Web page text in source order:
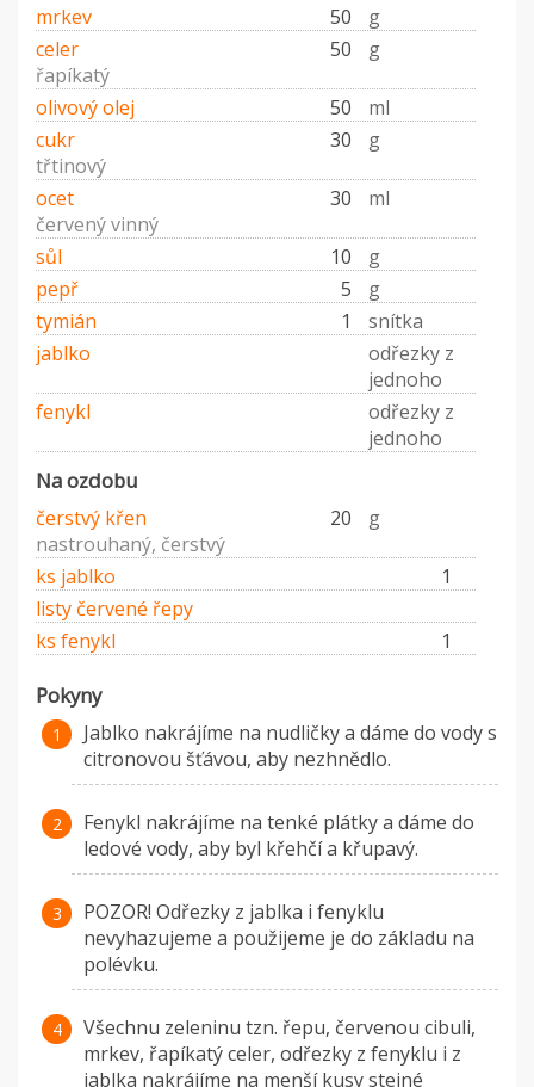
mrkev
50
g
celer
50
g
řapíkatý
olivový olej
50
ml
cukr
30
g
třtinový
ocet
30
ml
červený vinný
sůl
10
g
pepř
5
g
tymián
1
snítka
jablko
odřezky z
jednoho
fenykl
odřezky z
jednoho
Na ozdobu
čerstvý křen 20
g
nastrouhaný, čerstvý
ks jablko
1
listy červené řepy
ks fenykl
1
Pokyny
Jablko nakrájíme na nudličky a dáme do vody s
citronovou šťávou, aby nezhnědlo.
Fenykl nakrájíme na tenké plátky a dáme do
ledové vody, aby byl křehčí a křupavý.
POZOR! Odřezky z jablka i fenyklu
nevyhazujeme a použijeme je do základu na
polévku.
Všechnu zeleninu tzn. řepu, červenou cibuli,
mrkev, řapíkatý celer, odřezky z fenyklu i z
jablka nakrájíme na menší kusy stejné